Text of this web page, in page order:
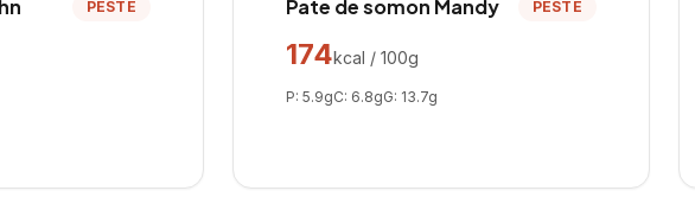
PESTE Pate de somon Mandy PESTE
174kcal / 100g
P: 5.9gC: 6.8gG: 13.7g